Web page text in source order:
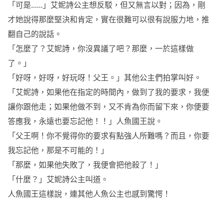
「可是......」艾妮詩公主想反駁，但又無言以對；因為，剛
才她說得那麼堅決和肯定，實在很難可以很有說服力地，推
翻自己的說話。
「怎麼了？艾妮詩，你沒異議了吧？那麼，一於這樣做
了。」
「好呀，好呀，好玩呀！父王。」其他公主們拍掌叫好。
「艾妮詩，如果他在指定的時間內，做到了我的要求，我便
讓你跟他走；如果他做不到，又不肯為你而留下來，你便要
答應我，永遠也要忘記他！！」人魚國王說。
「父王啊！你不覺得你的要求有點強人所難嗎？而且，你要
我忘記他，那是不可能的！」
「那麼，如果他失敗了，我便會把他殺了！」
「什麼？」艾妮詩公主叫道。
人魚國王這樣說，連其他人魚公主也感到驚愕！